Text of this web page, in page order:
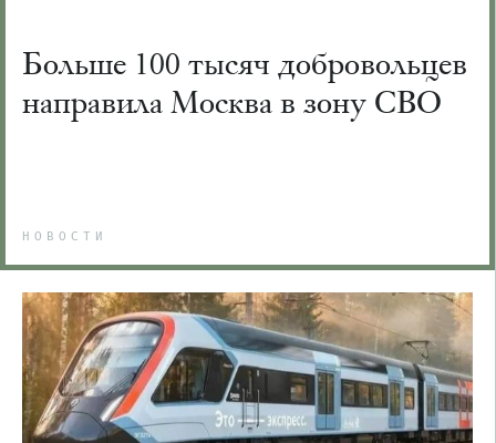
Больше 100 тысяч добровольцев
направила Москва в зону СВО
НОВОСТИ